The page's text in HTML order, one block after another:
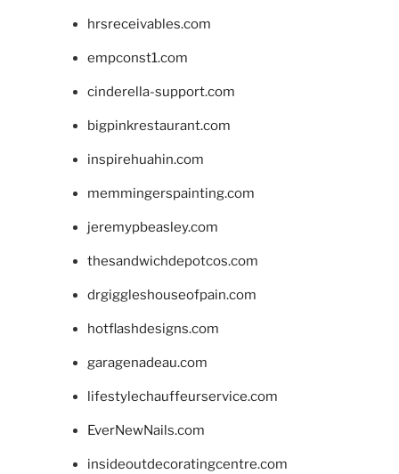
hrsreceivables.com
empconst1.com
cinderella-support.com
bigpinkrestaurant.com
inspirehuahin.com
memmingerspainting.com
jeremypbeasley.com
thesandwichdepotcos.com
drgiggleshouseofpain.com
hotflashdesigns.com
garagenadeau.com
lifestylechauffeurservice.com
EverNewNails.com
insideoutdecoratingcentre.com